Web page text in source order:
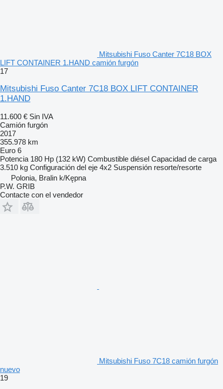
Mitsubishi Fuso Canter 7C18 BOX
LIFT CONTAINER 1.HAND camión furgón
17
Mitsubishi Fuso Canter 7C18 BOX LIFT CONTAINER
1.HAND
11.600 € Sin IVA
Camión furgón
2017
355.978 km
Euro 6
Potencia 180 Hp (132 kW) Combustible diésel Capacidad de carga
3.510 kg Configuración del eje 4x2 Suspensión resorte/resorte
Polonia, Bralin k/Kępna
P.W. GRIB
Contacte con el vendedor
Mitsubishi Fuso 7C18 camión furgón
nuevo
19